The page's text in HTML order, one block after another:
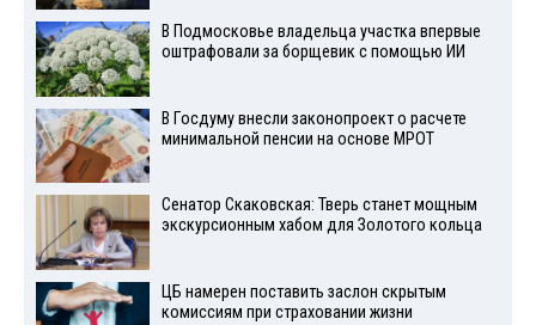
В Подмосковье владельца участка впервые
оштрафовали за борщевик с помощью ИИ
В Госдуму внесли законопроект о расчете
минимальной пенсии на основе МРОТ
Сенатор Скаковская: Тверь станет мощным
экскурсионным хабом для Золотого кольца
ЦБ намерен поставить заслон скрытым
комиссиям при страховании жизни